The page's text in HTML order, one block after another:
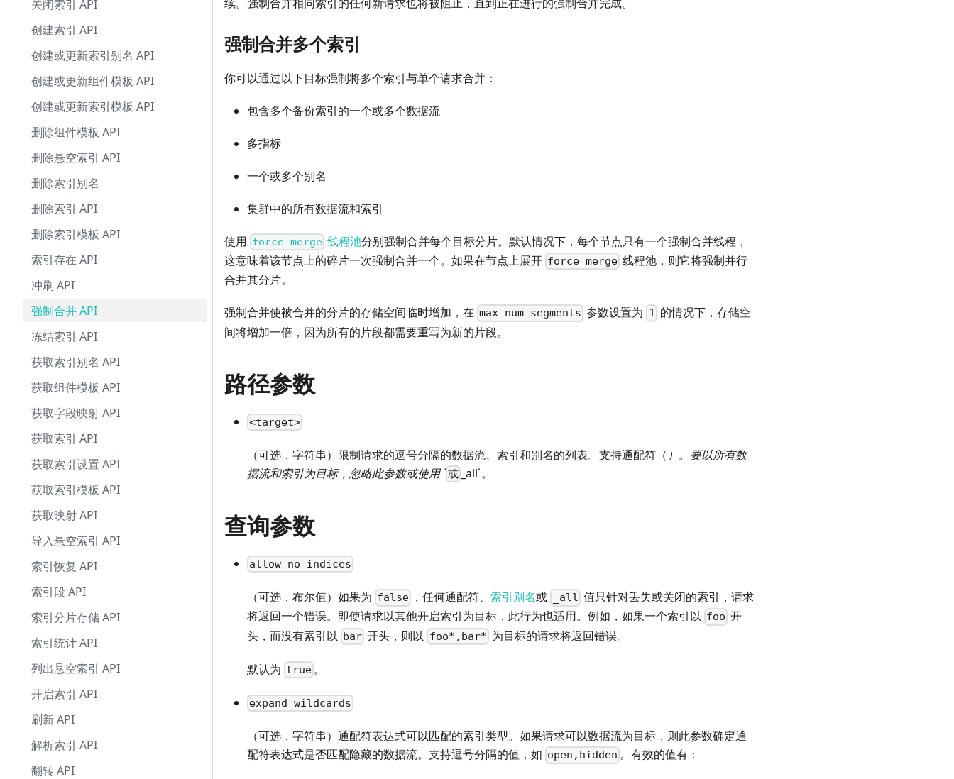
关闭索引 API
创建索引 API
创建或更新索引别名 API
创建或更新组件模板 API
创建或更新索引模板 API
删除组件模板 API
删除悬空索引 API
删除索引别名
删除索引 API
删除索引模板 API
索引存在 API
冲刷 API
强制合并 API
冻结索引 API
获取索引别名 API
获取组件模板 API
获取字段映射 API
获取索引 API
获取索引设置 API
获取索引模板 API
获取映射 API
导入悬空索引 API
索引恢复 API
索引段 API
索引分片存储 API
索引统计 API
列出悬空索引 API
开启索引 API
刷新 API
解析索引 API
翻转 API
强制合并多个索引
你可以通过以下目标强制将多个索引与单个请求合并：
包含多个备份索引的一个或多个数据流
多指标
一个或多个别名
集群中的所有数据流和索引
使用 force_merge 线程池分别强制合并每个目标分片。默认情况下，每个节点只有一个强制合并线程，
这意味着该节点上的碎片一次强制合并一个。如果在节点上展开 force_merge 线程池，则它将强制并行
合并其分片。
强制合并使被合并的分片的存储空间临时增加，在 max_num_segments 参数设置为 1 的情况下，存储空
间将增加一倍，因为所有的片段都需要重写为新的片段。
路径参数
<target>
（可选，字符串）限制请求的逗号分隔的数据流、索引和别名的列表。支持通配符（ ）。要以所有数
据流和索引为目标，忽略此参数或使用 `或 _all`。
查询参数
allow_no_indices
（可选，布尔值）如果为 false ，任何通配符、索引别名或 _all 值只针对丢失或关闭的索引，请求
将返回一个错误。即使请求以其他开启索引为目标，此行为也适用。例如，如果一个索引以 foo 开
头，而没有索引以 bar 开头，则以 foo*,bar* 为目标的请求将返回错误。
默认为 true 。
expand_wildcards
（可选，字符串）通配符表达式可以匹配的索引类型。如果请求可以数据流为目标，则此参数确定通
配符表达式是否匹配隐藏的数据流。支持逗号分隔的值，如 open,hidden 。有效的值有：